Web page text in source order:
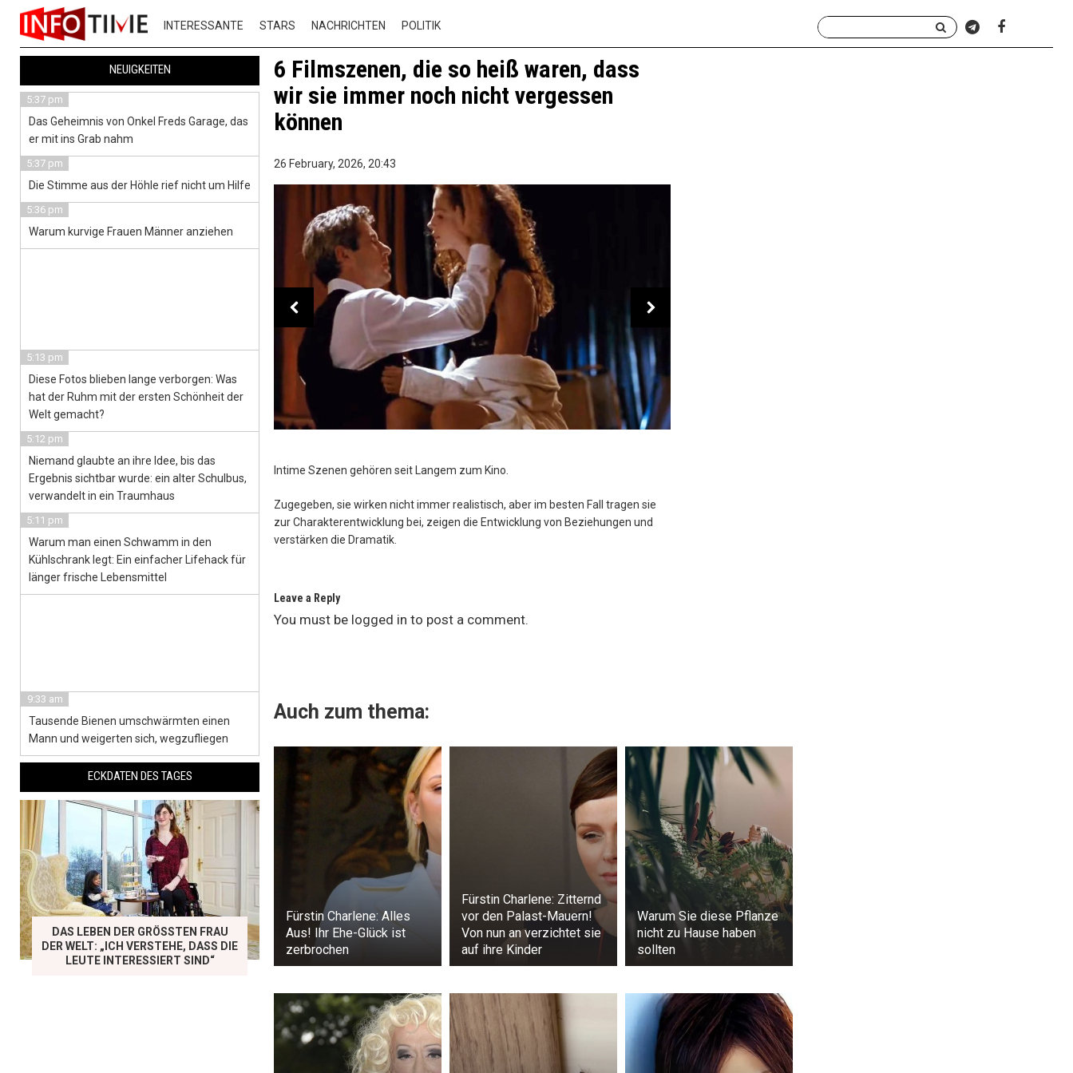
INTERESSANTE STARS NACHRICHTEN POLITIK
6 Filmszenen, die so heiß waren, dass
wir sie immer noch nicht vergessen
können
26 February, 2026, 20:43
Intime Szenen gehören seit Langem zum Kino.
Zugegeben, sie wirken nicht immer realistisch, aber im besten Fall tragen sie
zur Charakterentwicklung bei, zeigen die Entwicklung von Beziehungen und
verstärken die Dramatik.
Leave a Reply
You must be logged in to post a comment.
Auch zum thema:
Fürstin Charlene: Alles
Aus! Ihr Ehe-Glück ist
zerbrochen
Fürstin Charlene: Zitternd
vor den Palast-Mauern!
Von nun an verzichtet sie
auf ihre Kinder
Warum Sie diese Pflanze
nicht zu Hause haben
sollten
NEUIGKEITEN
5:37 pm
Das Geheimnis von Onkel Freds Garage, das
er mit ins Grab nahm
5:37 pm
Die Stimme aus der Höhle rief nicht um Hilfe
5:36 pm
Warum kurvige Frauen Männer anziehen
5:13 pm
Diese Fotos blieben lange verborgen: Was
hat der Ruhm mit der ersten Schönheit der
Welt gemacht?
5:12 pm
Niemand glaubte an ihre Idee, bis das
Ergebnis sichtbar wurde: ein alter Schulbus,
verwandelt in ein Traumhaus
5:11 pm
Warum man einen Schwamm in den
Kühlschrank legt: Ein einfacher Lifehack für
länger frische Lebensmittel
9:33 am
Tausende Bienen umschwärmten einen
Mann und weigerten sich, wegzufliegen
ECKDATEN DES TAGES
DAS LEBEN DER GRÖSSTEN FRAU D
ER WELT: „ICH VERSTEHE, DASS DIE L
EUTE INTERESSIERT SIND“